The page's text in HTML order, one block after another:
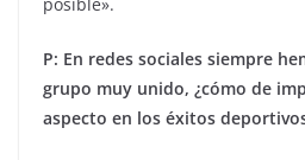
P: En redes sociales siempre
grupo muy unido, ¿cómo de
aspecto en los éxitos